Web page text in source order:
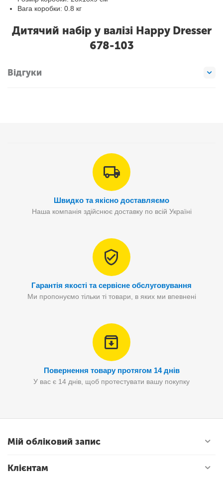
Вага коробки: 0.8 кг
Дитячий набір у валізі Happy Dresser
678-103
Відгуки
Швидко та якісно доставляємо
Наша компанія здійснює доставку по всій Україні
Гарантія якості та сервісне обслуговування
Ми пропонуємо тільки ті товари, в яких ми впевнені
Повернення товару протягом 14 днів
У вас є 14 днів, щоб протестувати вашу покупку
Мій обліковий запис
Клієнтам